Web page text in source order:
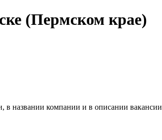
(Пермском крае)
в названии компании и в описании вакансии